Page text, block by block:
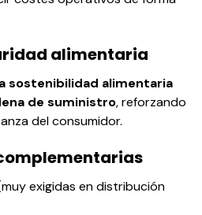
alimentaria
sostenibilidad alimentaria
de suministro, reforzando
del consumidor.
exigidas en distribución